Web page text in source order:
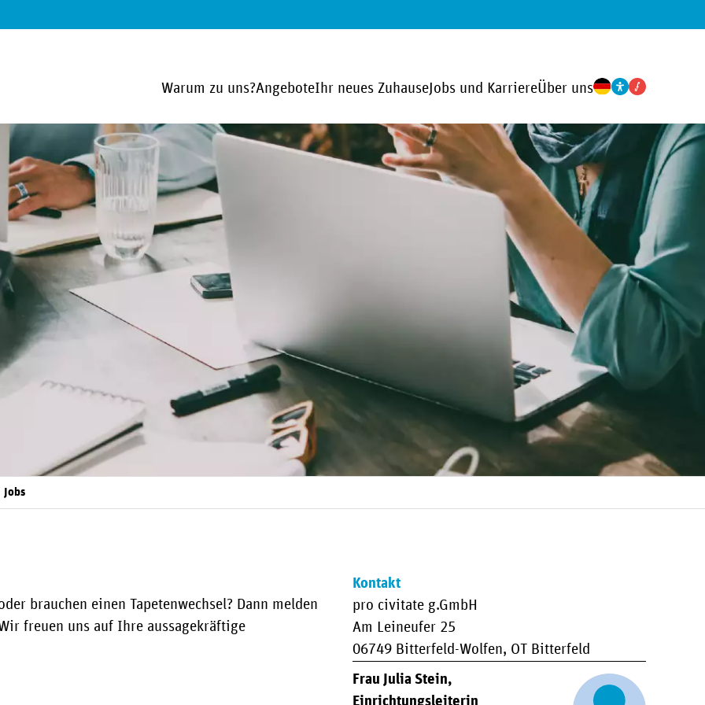
Warum zu uns?AngeboteIhr neues Zuhause Jobs und KarriereÜber uns
Jobs
brauchen einen Tapeten­wechsel? Dann melden
freuen uns auf Ihre aussage­kräftige
Kontakt
pro civitate g.GmbH
Am Leineufer 25
06749 Bitterfeld-Wolfen, OT Bitterfeld
Frau Julia Stein,
Einrichtungsleiterin